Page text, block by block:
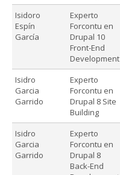
Isidoro
Espín
García
Experto
Forcontu en
Drupal 10
Front-End
Development
Isidro
Garcia
Garrido
Experto
Forcontu en
Drupal 8 Site
Building
Isidro
Garcia
Garrido
Experto
Forcontu en
Drupal 8
Back-End